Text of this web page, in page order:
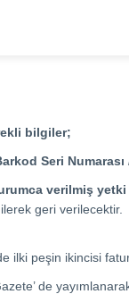
bilgiler;
Seri
verilmiş yetki
geri verilecektir.
ilki peşin ikincisi
de